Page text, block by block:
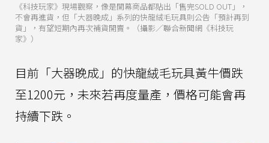
《科技玩家》現場觀察，像是開幕商品都貼出「售完SOLD OUT」，
不會再進貨，但「大器晚成」系列的快龍絨毛玩具則公告「預計再到
貨」，有望短期內再次補貨開賣。（攝影／聯合新聞網《科技玩
家》）
目前「大器晚成」的快龍絨毛玩具黃牛價跌
至1200元，未來若再度量產，價格可能會再
持續下跌。